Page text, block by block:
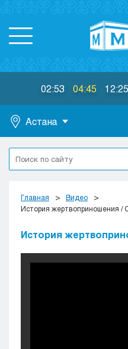
02:53 04:45 12:25
Астана
Астана
Алматы
Атырау
Караганда
Костанай
Главная
Видео
История жертвоприношения /
История